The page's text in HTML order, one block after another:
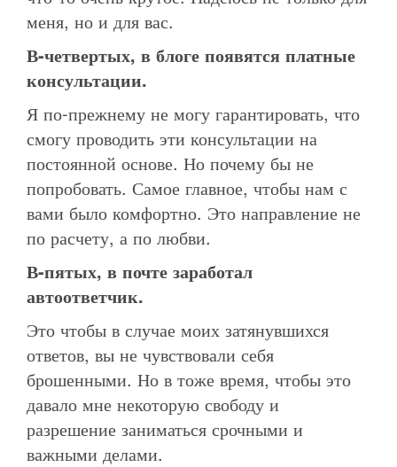
меня, но и для вас.
В-четвертых, в блоге появятся платные
консультации.
Я по-прежнему не могу гарантировать, что
смогу проводить эти консультации на
постоянной основе. Но почему бы не
попробовать. Самое главное, чтобы нам с
вами было комфортно. Это направление не
по расчету, а по любви.
В-пятых, в почте заработал
автоответчик.
Это чтобы в случае моих затянувшихся
ответов, вы не чувствовали себя
брошенными. Но в тоже время, чтобы это
давало мне некоторую свободу и
разрешение заниматься срочными и
важными делами.